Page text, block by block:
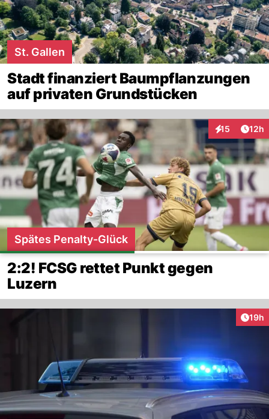
St. Gallen
Stadt finanziert Baumpflanzungen
auf privaten Grundstücken
15
Interaktionen
12h
Spätes Penalty-Glück
2:2! FCSG rettet Punkt gegen
Luzern
19h